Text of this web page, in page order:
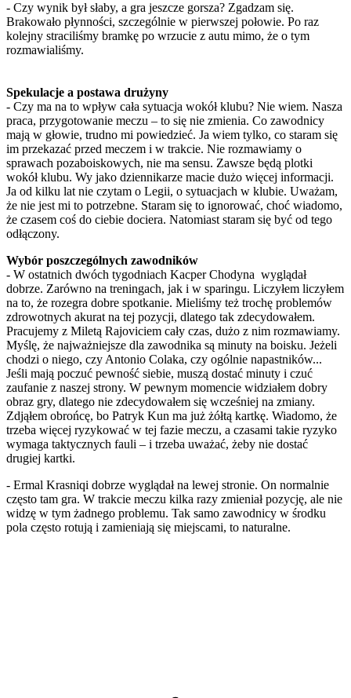
- Czy wynik był słaby, a gra jeszcze gorsza? Zgadzam się.
Brakowało płynności, szczególnie w pierwszej połowie. Po raz
kolejny straciliśmy bramkę po wrzucie z autu mimo, że o tym
rozmawialiśmy.
Spekulacje a postawa drużyny
- Czy ma na to wpływ cała sytuacja wokół klubu? Nie wiem. Nasza
praca, przygotowanie meczu – to się nie zmienia. Co zawodnicy
mają w głowie, trudno mi powiedzieć. Ja wiem tylko, co staram się
im przekazać przed meczem i w trakcie. Nie rozmawiamy o
sprawach pozaboiskowych, nie ma sensu. Zawsze będą plotki
wokół klubu. Wy jako dziennikarze macie dużo więcej informacji.
Ja od kilku lat nie czytam o Legii, o sytuacjach w klubie. Uważam,
że nie jest mi to potrzebne. Staram się to ignorować, choć wiadomo,
że czasem coś do ciebie dociera. Natomiast staram się być od tego
odłączony.
Wybór poszczególnych zawodników
- W ostatnich dwóch tygodniach Kacper Chodyna wyglądał
dobrze. Zarówno na treningach, jak i w sparingu. Liczyłem liczyłem
na to, że rozegra dobre spotkanie. Mieliśmy też trochę problemów
zdrowotnych akurat na tej pozycji, dlatego tak zdecydowałem.
Pracujemy z Miletą Rajoviciem cały czas, dużo z nim rozmawiamy.
Myślę, że najważniejsze dla zawodnika są minuty na boisku. Jeżeli
chodzi o niego, czy Antonio Colaka, czy ogólnie napastników...
Jeśli mają poczuć pewność siebie, muszą dostać minuty i czuć
zaufanie z naszej strony. W pewnym momencie widziałem dobry
obraz gry, dlatego nie zdecydowałem się wcześniej na zmiany.
Zdjąłem obrońcę, bo Patryk Kun ma już żółtą kartkę. Wiadomo, że
trzeba więcej ryzykować w tej fazie meczu, a czasami takie ryzyko
wymaga taktycznych fauli – i trzeba uważać, żeby nie dostać
drugiej kartki.
- Ermal Krasniqi dobrze wyglądał na lewej stronie. On normalnie
często tam gra. W trakcie meczu kilka razy zmieniał pozycję, ale nie
widzę w tym żadnego problemu. Tak samo zawodnicy w środku
pola często rotują i zamieniają się miejscami, to naturalne.